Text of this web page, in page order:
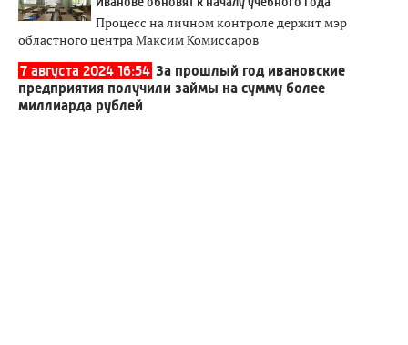
Процесс на личном контроле держит мэр
областного центра Максим Комиссаров
7 августа 2024 16:54 За прошлый год ивановские
предприятия получили займы на сумму более
миллиарда рублей